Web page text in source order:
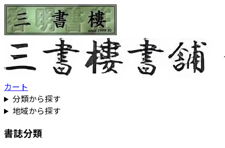
カート
分類から探す
地域から探す
書誌分類